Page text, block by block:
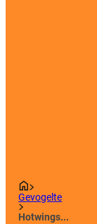
Gevogelte
Hotwings...